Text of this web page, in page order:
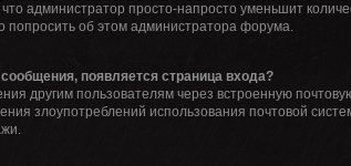
администратор просто-напросто уменьшит
попросить об этом администратора форума.
появляется страница входа?
другим пользователям через встроенную
злоупотреблений использования почтовой